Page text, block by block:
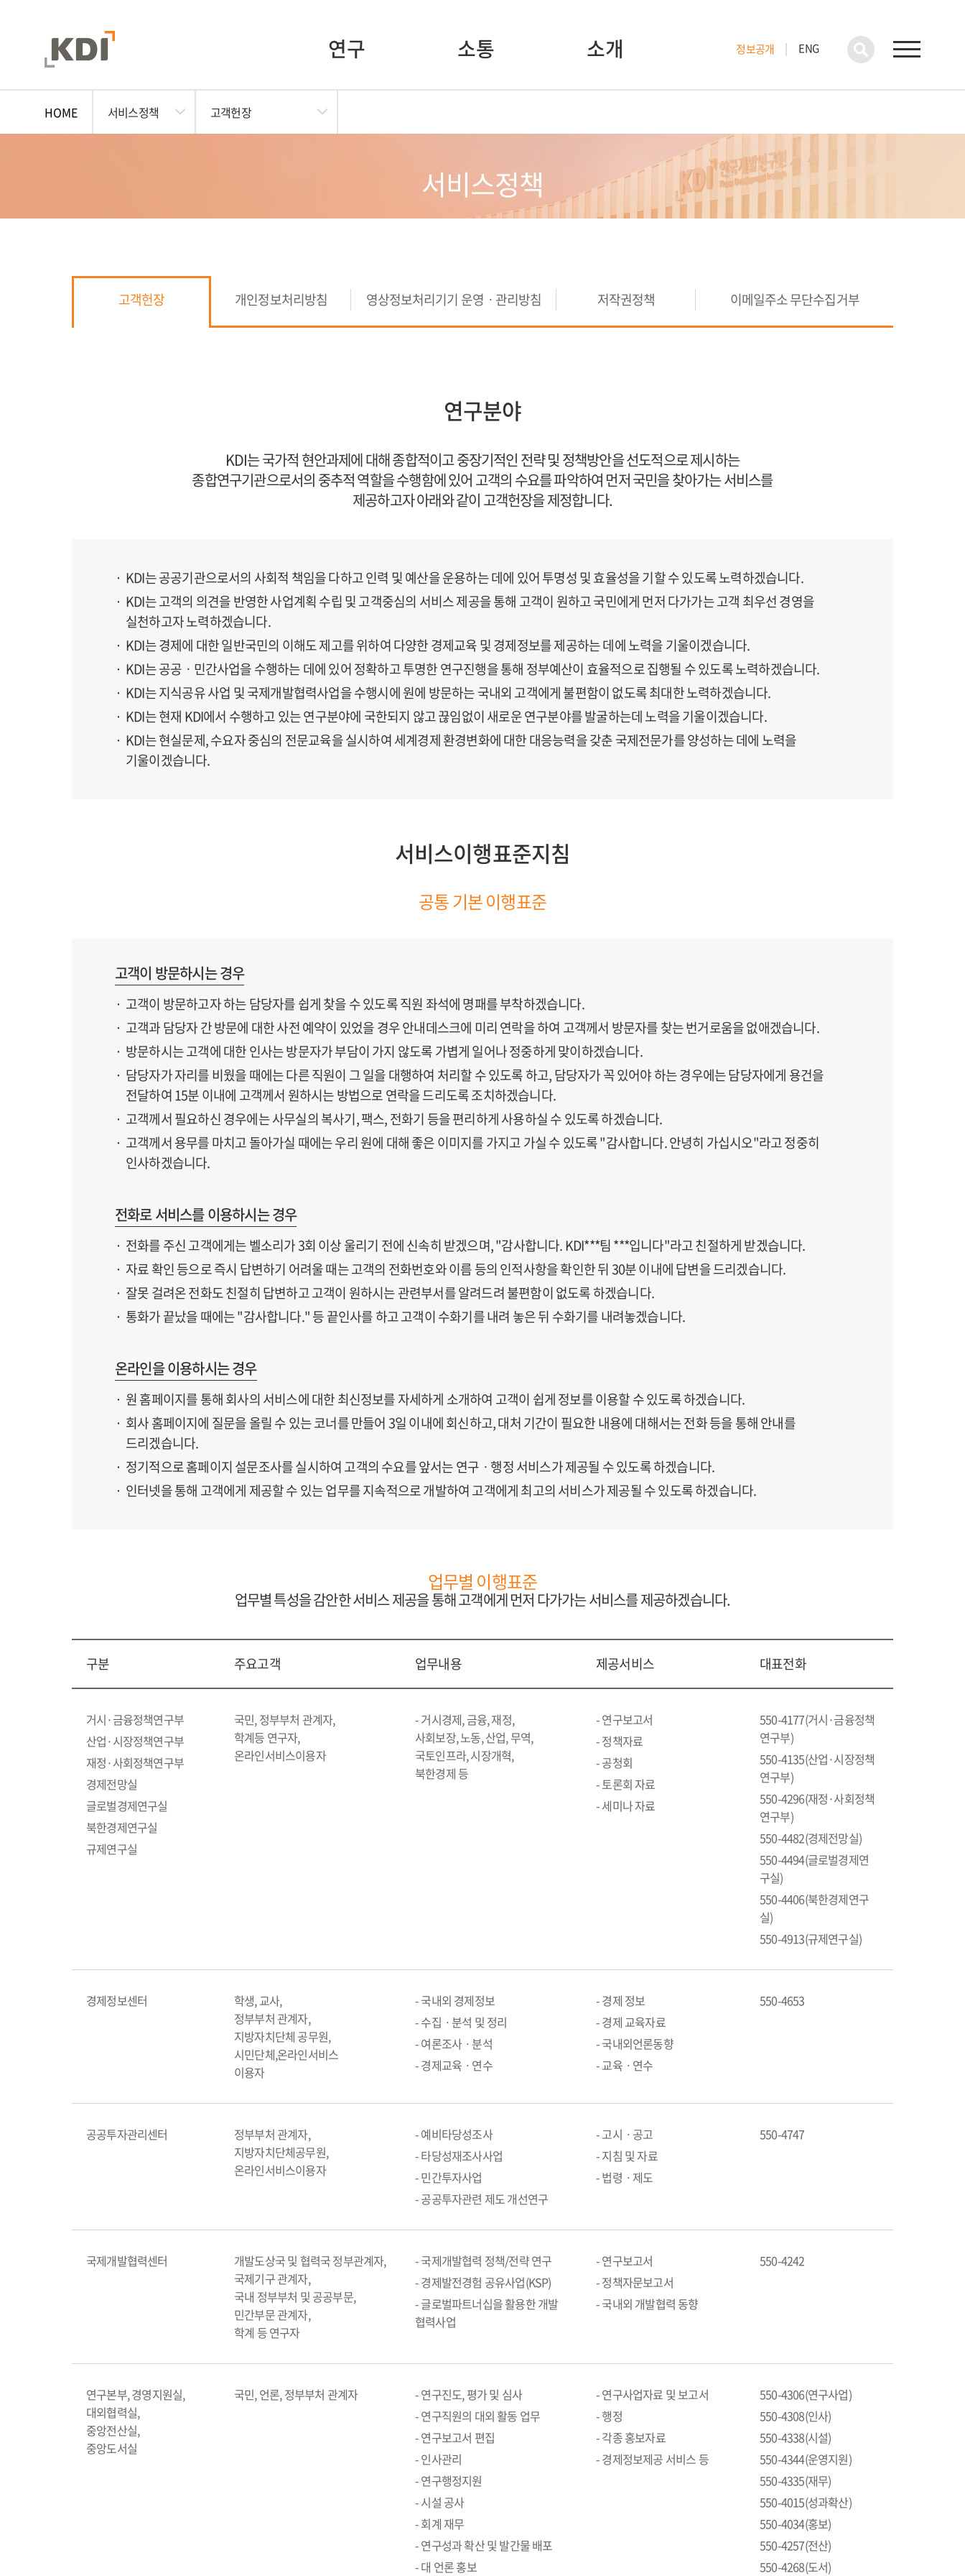
연구 소통 소개 정보공개 ENG
HOME 서비스정책 고객헌장
서비스정책
고객헌장 개인정보처리방침 영상정보처리기기 운영ㆍ관리방침 저작권정책 이메일주소 무단수집거부
연구분야
KDI는 국가적 현안과제에 대해 종합적이고 중장기적인 전략 및 정책방안을 선도적으로 제시하는
종합연구기관으로서의 중추적 역할을 수행함에 있어 고객의 수요를 파악하여 먼저 국민을 찾아가는 서비스를
제공하고자 아래와 같이 고객헌장을 제정합니다.
KDI는 공공기관으로서의 사회적 책임을 다하고 인력 및 예산을 운용하는 데에 있어 투명성 및 효율성을 기할 수 있도록 노력하겠습니다.
KDI는 고객의 의견을 반영한 사업계획 수립 및 고객중심의 서비스 제공을 통해 고객이 원하고 국민에게 먼저 다가가는 고객 최우선 경영을
실천하고자 노력하겠습니다.
KDI는 경제에 대한 일반국민의 이해도 제고를 위하여 다양한 경제교육 및 경제정보를 제공하는 데에 노력을 기울이겠습니다.
KDI는 공공ㆍ민간사업을 수행하는 데에 있어 정확하고 투명한 연구진행을 통해 정부예산이 효율적으로 집행될 수 있도록 노력하겠습니다.
KDI는 지식공유 사업 및 국제개발협력사업을 수행시에 원에 방문하는 국내외 고객에게 불편함이 없도록 최대한 노력하겠습니다.
KDI는 현재 KDI에서 수행하고 있는 연구분야에 국한되지 않고 끊임없이 새로운 연구분야를 발굴하는데 노력을 기울이겠습니다.
KDI는 현실문제, 수요자 중심의 전문교육을 실시하여 세계경제 환경변화에 대한 대응능력을 갖춘 국제전문가를 양성하는 데에 노력을
기울이겠습니다.
서비스이행표준지침
공통 기본 이행표준
고객이 방문하시는 경우
고객이 방문하고자 하는 담당자를 쉽게 찾을 수 있도록 직원 좌석에 명패를 부착하겠습니다.
고객과 담당자 간 방문에 대한 사전 예약이 있었을 경우 안내데스크에 미리 연락을 하여 고객께서 방문자를 찾는 번거로움을 없애겠습니다.
방문하시는 고객에 대한 인사는 방문자가 부담이 가지 않도록 가볍게 일어나 정중하게 맞이하겠습니다.
담당자가 자리를 비웠을 때에는 다른 직원이 그 일을 대행하여 처리할 수 있도록 하고, 담당자가 꼭 있어야 하는 경우에는 담당자에게 용건을
전달하여 15분 이내에 고객께서 원하시는 방법으로 연락을 드리도록 조치하겠습니다.
고객께서 필요하신 경우에는 사무실의 복사기, 팩스, 전화기 등을 편리하게 사용하실 수 있도록 하겠습니다.
고객께서 용무를 마치고 돌아가실 때에는 우리 원에 대해 좋은 이미지를 가지고 가실 수 있도록 "감사합니다. 안녕히 가십시오"라고 정중히
인사하겠습니다.
전화로 서비스를 이용하시는 경우
전화를 주신 고객에게는 벨소리가 3회 이상 울리기 전에 신속히 받겠으며, "감사합니다. KDI***팀 ***입니다"라고 친절하게 받겠습니다.
자료 확인 등으로 즉시 답변하기 어려울 때는 고객의 전화번호와 이름 등의 인적사항을 확인한 뒤 30분 이내에 답변을 드리겠습니다.
잘못 걸려온 전화도 친절히 답변하고 고객이 원하시는 관련부서를 알려드려 불편함이 없도록 하겠습니다.
통화가 끝났을 때에는 "감사합니다." 등 끝인사를 하고 고객이 수화기를 내려 놓은 뒤 수화기를 내려놓겠습니다.
온라인을 이용하시는 경우
원 홈페이지를 통해 회사의 서비스에 대한 최신정보를 자세하게 소개하여 고객이 쉽게 정보를 이용할 수 있도록 하겠습니다.
회사 홈페이지에 질문을 올릴 수 있는 코너를 만들어 3일 이내에 회신하고, 대처 기간이 필요한 내용에 대해서는 전화 등을 통해 안내를
드리겠습니다.
정기적으로 홈페이지 설문조사를 실시하여 고객의 수요를 앞서는 연구ㆍ행정 서비스가 제공될 수 있도록 하겠습니다.
인터넷을 통해 고객에게 제공할 수 있는 업무를 지속적으로 개발하여 고객에게 최고의 서비스가 제공될 수 있도록 하겠습니다.
업무별 이행표준
업무별 특성을 감안한 서비스 제공을 통해 고객에게 먼저 다가가는 서비스를 제공하겠습니다.
구분 주요고객 업무내용 제공서비스 대표전화
거시·금융정책연구부
산업·시장정책연구부
재정·사회정책연구부
경제전망실
글로벌경제연구실
북한경제연구실
규제연구실
국민, 정부부처 관계자,
학계등 연구자,
온라인서비스이용자
- 거시경제, 금융, 재정,
사회보장, 노동, 산업, 무역,
국토인프라, 시장개혁,
북한경제 등
- 연구보고서
- 정책자료
- 공청회
- 토론회 자료
- 세미나 자료
550-4177(거시·금융정책
연구부)
550-4135(산업·시장정책
연구부)
550-4296(재정·사회정책
연구부)
550-4482(경제전망실)
550-4494(글로벌경제연
구실)
550-4406(북한경제연구
실)
550-4913(규제연구실)
경제정보센터
학생, 교사,
정부부처 관계자,
지방자치단체 공무원,
시민단체,온라인서비스
이용자
- 국내외 경제정보
- 수집ㆍ분석 및 정리
- 여론조사ㆍ분석
- 경제교육ㆍ연수
- 경제 정보
- 경제 교육자료
- 국내외언론동향
- 교육ㆍ연수
550-4653
공공투자관리센터
정부부처 관계자,
지방자치단체공무원,
온라인서비스이용자
- 예비타당성조사
- 타당성재조사사업
- 민간투자사업
- 공공투자관련 제도 개선연구
- 고시ㆍ공고
- 지침 및 자료
- 법령ㆍ제도
550-4747
국제개발협력센터
개발도상국 및 협력국 정부관계자,
국제기구 관계자,
국내 정부부처 및 공공부문,
민간부문 관계자,
학계 등 연구자
- 국제개발협력 정책/전략 연구
- 경제발전경험 공유사업(KSP)
- 글로벌파트너십을 활용한 개발
협력사업
- 연구보고서
- 정책자문보고서
- 국내외 개발협력 동향
550-4242
연구본부, 경영지원실,
대외협력실,
중앙전산실,
중앙도서실
국민, 언론, 정부부처 관계자
- 연구진도, 평가 및 심사
- 연구직원의 대외 활동 업무
- 연구보고서 편집
- 인사관리
- 연구행정지원
- 시설 공사
- 회계 재무
- 연구성과 확산 및 발간물 배포
- 대 언론 홍보
- 연구사업자료 및 보고서
- 행정
- 각종 홍보자료
- 경제정보제공 서비스 등
550-4306(연구사업)
550-4308(인사)
550-4338(시설)
550-4344(운영지원)
550-4335(재무)
550-4015(성과확산)
550-4034(홍보)
550-4257(전산)
550-4268(도서)